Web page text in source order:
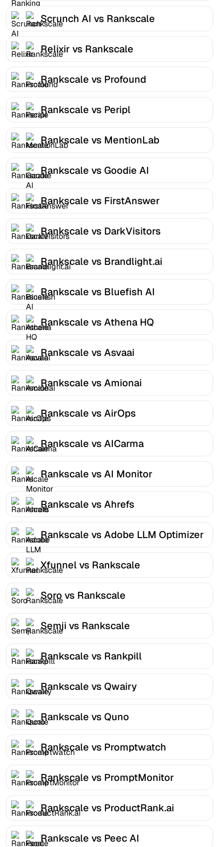
Scrunch AI vs Rankscale
Relixir vs Rankscale
Rankscale vs Profound
Rankscale vs Peripl
Rankscale vs MentionLab
Rankscale vs Goodie AI
Rankscale vs FirstAnswer
Rankscale vs DarkVisitors
Rankscale vs Brandlight.ai
Rankscale vs Bluefish AI
Rankscale vs Athena HQ
Rankscale vs Asvaai
Rankscale vs Amionai
Rankscale vs AirOps
Rankscale vs AICarma
Rankscale vs AI Monitor
Rankscale vs Ahrefs
Rankscale vs Adobe LLM Optimizer
Xfunnel vs Rankscale
Soro vs Rankscale
Semji vs Rankscale
Rankscale vs Rankpill
Rankscale vs Qwairy
Rankscale vs Quno
Rankscale vs Promptwatch
Rankscale vs PromptMonitor
Rankscale vs ProductRank.ai
Rankscale vs Peec AI